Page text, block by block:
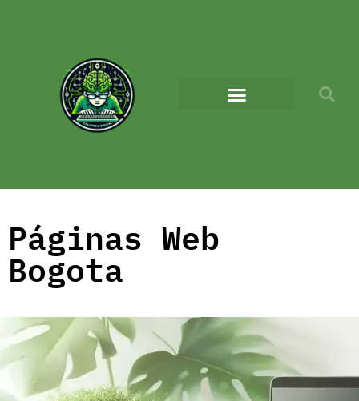
Páginas Web
Bogota